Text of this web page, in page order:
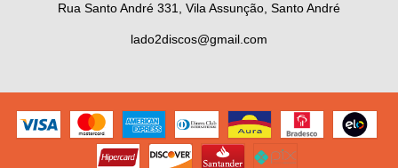
Rua Santo André 331, Vila Assunção, Santo André
lado2discos@gmail.com